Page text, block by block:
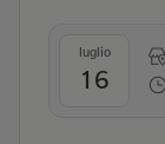
luglio
16